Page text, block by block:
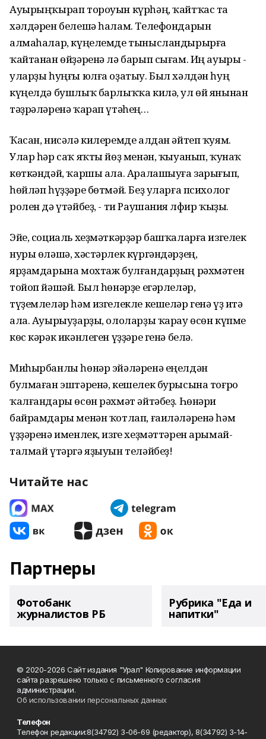
Ауырыңҡырап тороуын күрһәң, ҡайтҡас та
хәлдәрен белешә һалам. Телефондарын
алмаһалар, күңелемде тынысландырырға
ҡайтанан өйҙәренә лә барып сығам. Иң ауыры -
уларҙы һуңғы юлға оҙатыу. Был хәлдән һуң
күңелдә бушлыҡ барлыҡҡа килә, ул өй янынан
тәҙрәләренә ҡарап үтәһең…
Ҡасан, нисәлә килеремде алдан әйтеп ҡуям.
Улар һәр саҡ яҡты йөҙ менән, ҡыуанып, ҡунаҡ
көткәндәй, ҡаршы ала. Аралашыуға зарығып,
һөйләп һүҙҙәре бөтмәй. Беҙ уларға психолог
ролен дә үтәйбеҙ, - ти Раушания Әлфир ҡыҙы.
Эйе, социаль хеҙмәткәрҙәр башҡаларға изгелек
нуры өләшә, хәстәрлек күргәндәрҙең,
ярҙамдарына мохтаж булғандарҙың рәхмәтен
тойоп йәшәй. Был һөнәрҙе егәрлеләр,
түҙемлеләр һәм изгелекле кешеләр генә үҙ итә
ала. Ауырыуҙарҙы, ололарҙы ҡарау өсөн күпме
көс кәрәк икәнлеген үҙҙәре генә белә.
Миһырбанлы һөнәр эйәләренә еңелдән
булмаған эштәренә, кешелек бурысына тоғро
ҡалғандары өсөн рәхмәт әйтәбеҙ. Һөнәри
байрамдары менән ҡотлап, ғаиләләренә һәм
үҙҙәренә именлек, изге хеҙмәттәрен арымай-
талмай үтәргә яҙыуын теләйбеҙ!
Читайте нас
Партнеры
Фотобанк
журналистов РБ
Рубрика "Еда и
напитки"
© 2020-2026 Сайт издания "Урал" Копирование информации
сайта разрешено только с письменного согласия
администрации.
Об использовании персональных данных
Телефон
Телефон редакции:8(34792) 3-06-69 (редактор), 8(34792) 3-14-